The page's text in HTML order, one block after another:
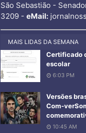
São Sebastião -
3209 - eMail:
MAIS LIDAS DA SEMANA
Certificado
escolar
6:03 PM
Versões
Com-
10:45 AM